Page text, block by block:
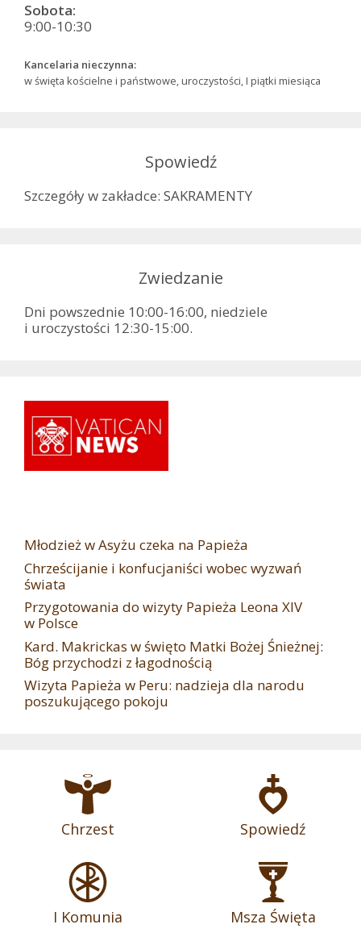
Sobota:
9:00-10:30
Kancelaria nieczynna:
w święta kościelne i państwowe, uroczystości, I piątki miesiąca
Spowiedź
Szczegóły w zakładce: SAKRAMENTY
Zwiedzanie
Dni powszednie 10:00-16:00, niedziele
i uroczystości 12:30-15:00.
Młodzież w Asyżu czeka na Papieża
Chrześcijanie i konfucjaniści wobec wyzwań
świata
Przygotowania do wizyty Papieża Leona XIV
w Polsce
Kard. Makrickas w święto Matki Bożej Śnieżnej:
Bóg przychodzi z łagodnością
Wizyta Papieża w Peru: nadzieja dla narodu
poszukującego pokoju
Chrzest Spowiedź
I Komunia Msza Święta